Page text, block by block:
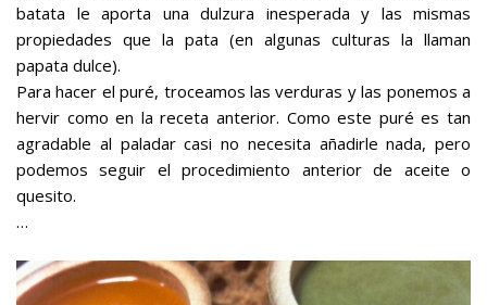
batata le aporta una dulzura inesperada y las mismas
propiedades que la pata (en algunas culturas la llaman
papata dulce).
Para hacer el puré, troceamos las verduras y las ponemos a
hervir como en la receta anterior. Como este puré es tan
agradable al paladar casi no necesita añadirle nada, pero
podemos seguir el procedimiento anterior de aceite o
quesito.
…